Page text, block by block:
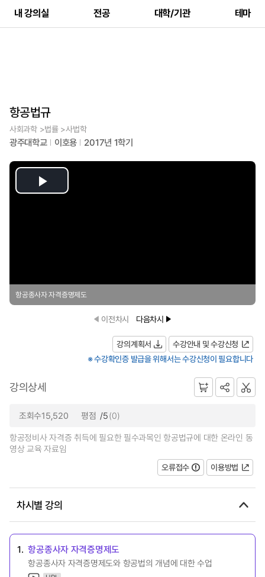
내 강의실 전공 대학/기관 테마
항공법규
사회과학 >법률 >사법학
광주대학교 이호용 2017년 1학기
Play
항공종사자 자격증명제도
이전차시 다음차시
강의계획서
수강안내 및 수강신청
※ 수강확인증 발급을 위해서는 수강신청이 필요합니다
강의상세
조회수15,520 평점 /5(0)
항공정비사 자격증 취득에 필요한 필수과목인 항공법규에 대한 온라인 동
영상 교육 자료임
오류접수
이용방법
차시별 강의
1. 항공종사자 자격증명제도
항공종사자 자격증명제도와 항공법의 개념에 대한 수업